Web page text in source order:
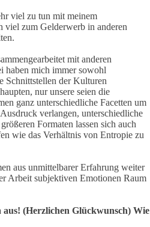
viel zu tun mit meinem
viel zum Gelderwerb in anderen
mit anderen
haben mich immer sowohl
Schnittstellen der Kulturen
nur unsere seien die
ganz unterschiedliche Facetten um
verlangen, unterschiedliche
Formaten lassen sich auch
wie das Verhältnis von Entropie zu
aus unmittelbarer Erfahrung weiter
Arbeit subjektiven Emotionen Raum
(Herzlichen Glückwunsch) Wie